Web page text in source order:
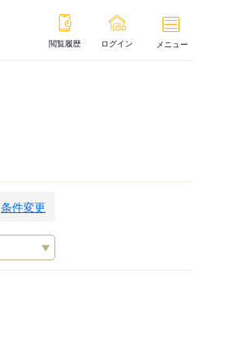
閲覧履歴 ログイン メニュー
条件変更